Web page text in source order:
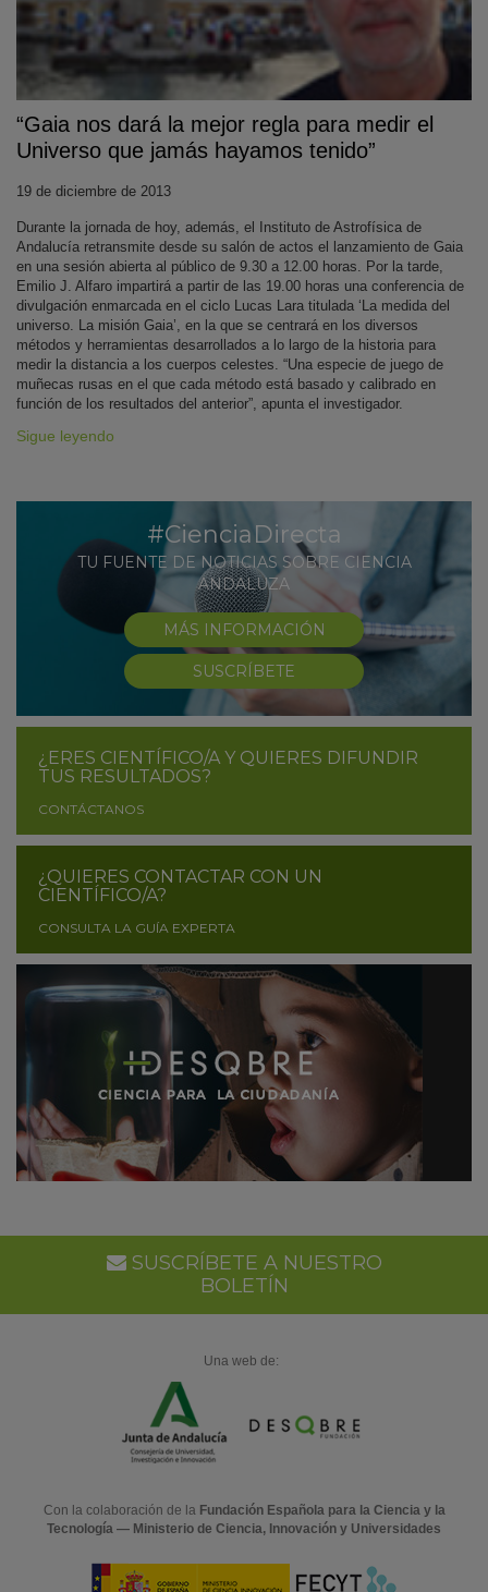
“Gaia nos dará la mejor regla para medir el
Universo que jamás hayamos tenido”
19 de diciembre de 2013
Durante la jornada de hoy, además, el Instituto de Astrofísica de
Andalucía retransmite desde su salón de actos el lanzamiento de Gaia
en una sesión abierta al público de 9.30 a 12.00 horas. Por la tarde,
Emilio J. Alfaro impartirá a partir de las 19.00 horas una conferencia de
divulgación enmarcada en el ciclo Lucas Lara titulada ‘La medida del
universo. La misión Gaia’, en la que se centrará en los diversos
métodos y herramientas desarrollados a lo largo de la historia para
medir la distancia a los cuerpos celestes. “Una especie de juego de
muñecas rusas en el que cada método está basado y calibrado en
función de los resultados del anterior”, apunta el investigador.
Sigue leyendo
#CienciaDirecta
TU FUENTE DE NOTICIAS SOBRE CIENCIA
ANDALUZA
MÁS INFORMACIÓN
SUSCRÍBETE
¿ERES CIENTÍFICO/A Y QUIERES DIFUNDIR
TUS RESULTADOS?
CONTÁCTANOS
¿QUIERES CONTACTAR CON UN
CIENTÍFICO/A?
CONSULTA LA GUÍA EXPERTA
SUSCRÍBETE A NUESTRO
BOLETÍN
Una web de:
Con la colaboración de la Fundación Española para la Ciencia y la
Tecnología — Ministerio de Ciencia, Innovación y Universidades